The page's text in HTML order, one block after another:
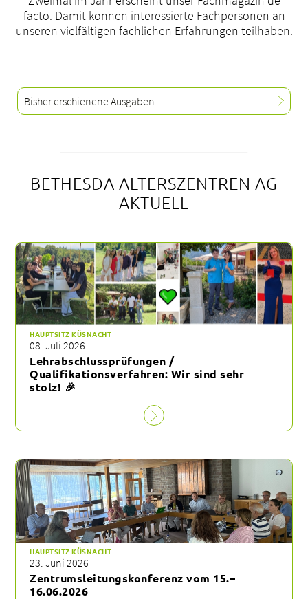
facto. Damit können interessierte Fachpersonen an
unseren vielfältigen fachlichen Erfahrungen teilhaben.
Bisher erschienene Ausgaben
BETHESDA ALTERSZENTREN AG
AKTUELL
HAUPTSITZ KÜSNACHT
08. Juli 2026
Lehrabschlussprüfungen /
Qualifikationsverfahren: Wir sind sehr
stolz! 🎉
HAUPTSITZ KÜSNACHT
23. Juni 2026
Zentrumsleitungskonferenz vom 15.–
16.06.2026